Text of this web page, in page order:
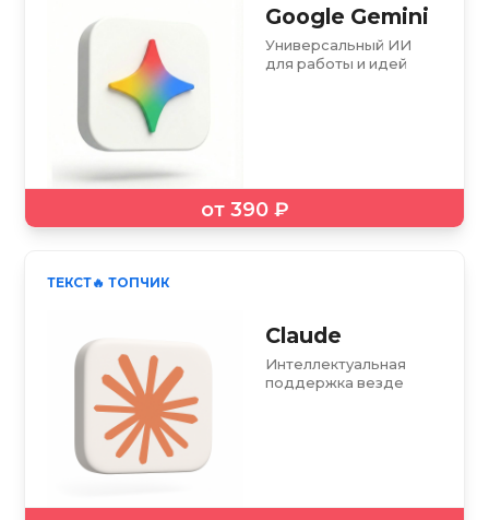
Google Gemini
Универсальный ИИ
для работы и идей
от 390 ₽
ТЕКСТ🔥 ТОПЧИК
Claude
Интеллектуальная
поддержка везде